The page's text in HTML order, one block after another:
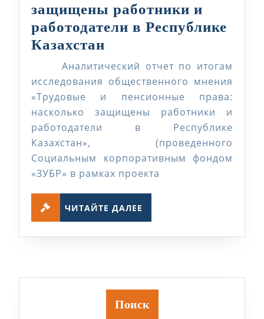
защищены работники и
работодатели в Республике
Казахстан
и
пенсионные
права:
насколько
защищены
работники
и
в
Республике
Казахстан
Аналитический отчет по итогам
исследования общественного мнения
«Трудовые и пенсионные права:
насколько защищены работники и
работодатели в Республике
Казахстан», (проведенного
Социальным корпоративным фондом
«ЗУБР» в рамках проекта
ЧИТАЙТЕ ДАЛЕЕ
Поиск